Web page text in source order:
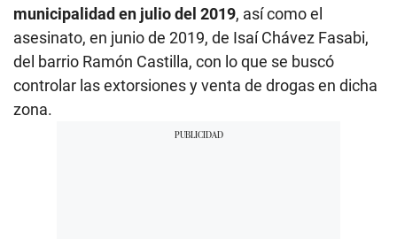
municipalidad en julio del 2019, así como el
asesinato, en junio de 2019, de Isaí Chávez Fasabi,
del barrio Ramón Castilla, con lo que se buscó
controlar las extorsiones y venta de drogas en dicha
zona.